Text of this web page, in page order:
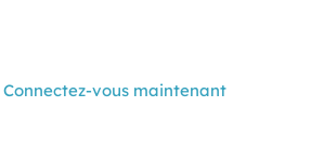
Connectez-vous maintenant